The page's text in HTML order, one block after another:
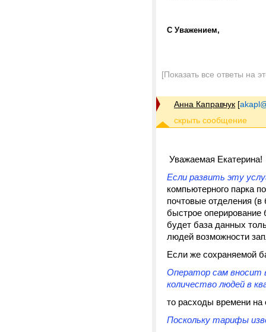
С Уважением,
[Показать все ответы на
Анна Каправчук [
Уважаемая Екатерина!
Если развить эту
компьютерного парка
почтовые отделения
быстрое
будет база данных
людей возможности
Если же сохраняемой
Оператор сам вносит
количество людей в
то расходы времени на
Поскольку тарифы